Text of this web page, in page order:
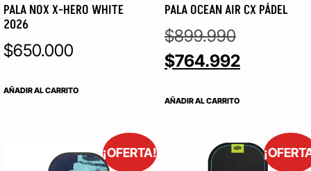
PALA NOX X-HERO WHITE
2026
$650.000
AÑADIR AL CARRITO
PALA OCEAN AIR CX PÁDEL
$899.990
$764.992
AÑADIR AL CARRITO
¡OFERTA!